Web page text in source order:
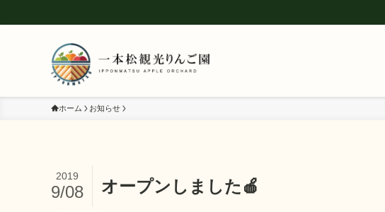
ホーム お知らせ
オープンしました🍎
2019
9/08